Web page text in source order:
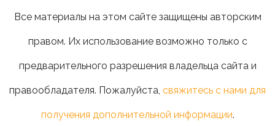
Все материалы на этом сайте защищены авторским
правом. Их использование возможно только с
предварительного разрешения владельца сайта и
правообладателя. Пожалуйста, свяжитесь с нами для
получения дополнительной информации.